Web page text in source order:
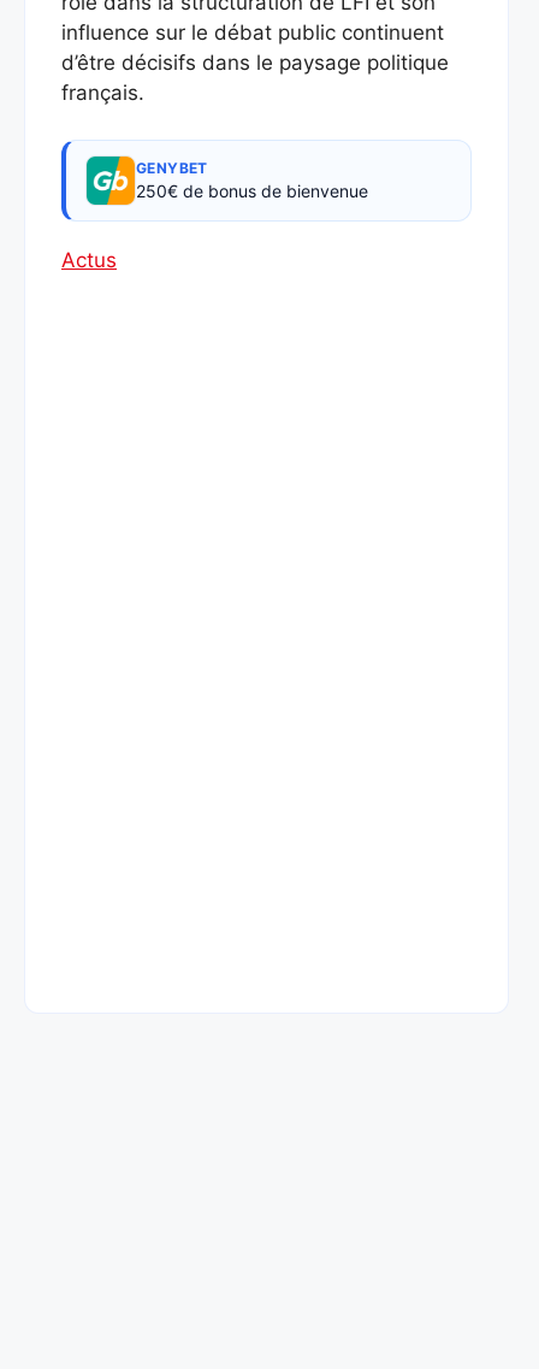
influence sur le débat public continuent
d’être décisifs dans le paysage politique
français.
GENYBET
250€ de bonus de bienvenue
Actus